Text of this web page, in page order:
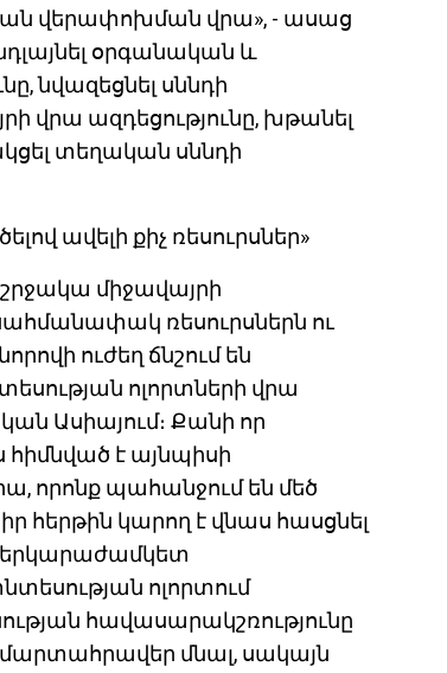
վերափոխման վրա», - ասաց
օրգանական և
նվազեցնել սննդի
վրա ազդեցությունը, խթանել
տեղական սննդի
ավելի քիչ ռեսուրսներ»
միջավայրի
ռեսուրսներն ու
ուժեղ ճնշում են
ոլորտների վրա
Ասիայում։ Քանի որ
է այնպիսի
որոնք պահանջում են մեծ
հերթին կարող է վնաս հասցնել
երկարաժամկետ
ոլորտում
հավասարակշռությունը
մարտահրավեր մնալ, սակայն